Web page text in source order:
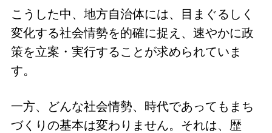
こうした中、地方自治体には、目まぐるしく
変化する社会情勢を的確に捉え、速やかに政
策を立案・実行することが求められていま
す。
一方、どんな社会情勢、時代であってもまち
づくりの基本は変わりません。それは、歴